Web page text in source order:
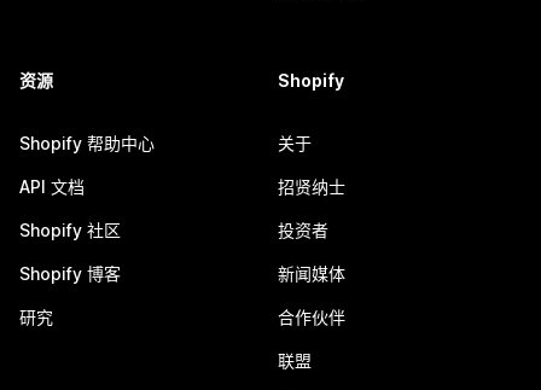
资源
Shopify 帮助中心
API 文档
Shopify 社区
Shopify 博客
研究
Shopify
关于
招贤纳士
投资者
新闻媒体
合作伙伴
联盟